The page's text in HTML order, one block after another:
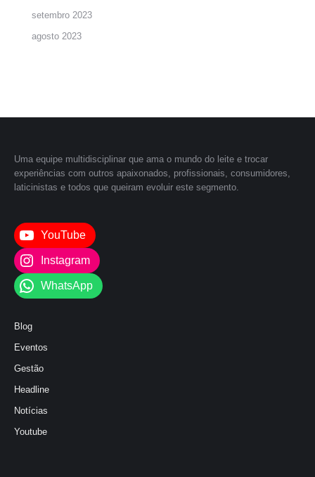
setembro 2023
agosto 2023
Uma equipe multidisciplinar que ama o mundo do leite e trocar
experiências com outros apaixonados, profissionais, consumidores,
laticinistas e todos que queiram evoluir este segmento.
YouTube
Instagram
WhatsApp
Blog
Eventos
Gestão
Headline
Notícias
Youtube